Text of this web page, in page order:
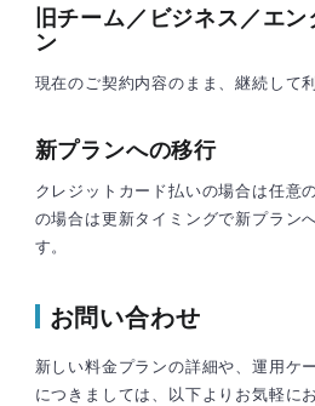
旧チーム／ビジネス／エ
ン
現在のご契約内容のまま、継続して
新プランへの移行
クレジットカード払いの場合は任意
の場合は更新タイミングで新プラン
す。
お問い合わせ
新しい料金プランの詳細や、運用ケ
につきましては、以下よりお気軽に